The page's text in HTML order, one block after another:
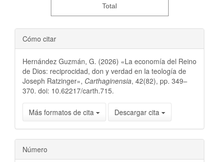
Total
Cómo citar
Hernández Guzmán, G. (2026) «La economía del Reino
de Dios: reciprocidad, don y verdad en la teología de
Joseph Ratzinger», Carthaginensia, 42(82), pp. 349–
370. doi: 10.62217/carth.715.
Más formatos de cita Descargar cita
Número